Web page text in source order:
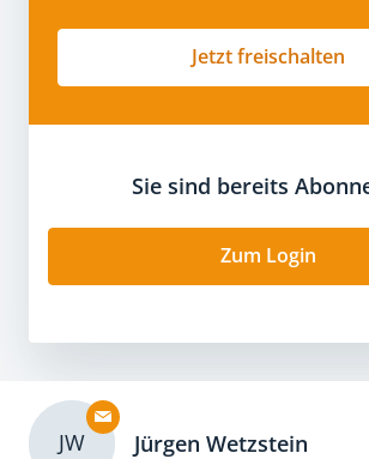
Jetzt freischalten
Sie sind bereits
Zum Login
JW Jürgen Wetzstein